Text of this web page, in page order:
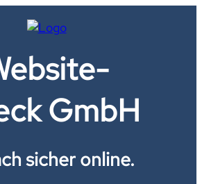
GmbH
sicher online.